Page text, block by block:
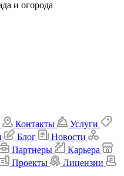
и огорода
Контакты
Услуги
Блог
Новости
Партнеры
Карьера
Проекты
Лицензии